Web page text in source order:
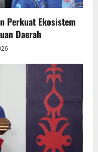
Perkuat Ekosistem
Daerah